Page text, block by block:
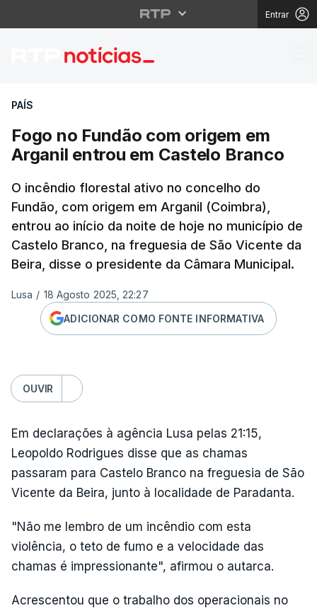
Entrar
Fogo no Fundão com
PAÍS
Fogo no Fundão com origem em
Arganil entrou em Castelo Branco
O incêndio florestal ativo no concelho do
Fundão, com origem em Arganil (Coimbra),
entrou ao início da noite de hoje no município de
Castelo Branco, na freguesia de São Vicente da
Beira, disse o presidente da Câmara Municipal.
Lusa / 18 Agosto 2025, 22:27
ADICIONAR COMO FONTE INFORMATIVA
OUVIR
Em declarações à agência Lusa pelas 21:15,
Leopoldo Rodrigues disse que as chamas
passaram para Castelo Branco na freguesia de São
Vicente da Beira, junto à localidade de Paradanta.
"Não me lembro de um incêndio com esta
violência, o teto de fumo e a velocidade das
chamas é impressionante", afirmou o autarca.
Acrescentou que o trabalho dos operacionais no